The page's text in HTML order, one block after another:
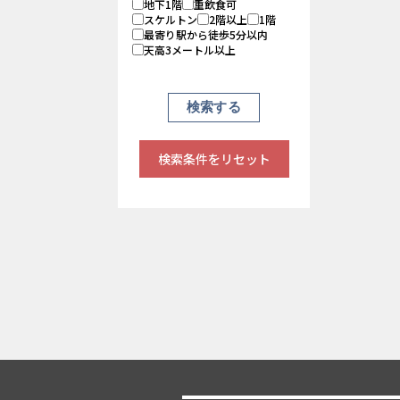
地下1階
重飲食可
スケルトン
2階以上
1階
最寄り駅から徒歩5分以内
天高3メートル以上
検索条件をリセット